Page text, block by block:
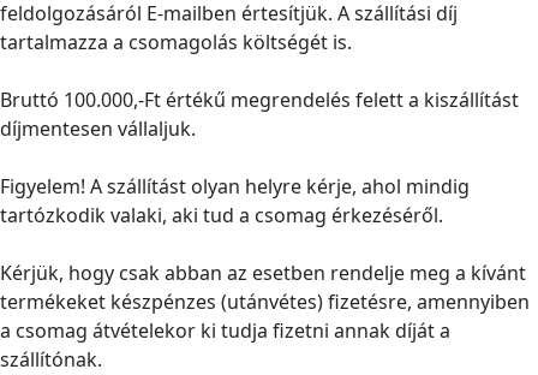
feldolgozásáról E-mailben értesítjük. A szállítási díj
tartalmazza a csomagolás költségét is.
Bruttó 100.000,-Ft értékű megrendelés felett a kiszállítást
díjmentesen vállaljuk.
Figyelem! A szállítást olyan helyre kérje, ahol mindig
tartózkodik valaki, aki tud a csomag érkezéséről.
Kérjük, hogy csak abban az esetben rendelje meg a kívánt
termékeket készpénzes (utánvétes) fizetésre, amennyiben
a csomag átvételekor ki tudja fizetni annak díját a
szállítónak.